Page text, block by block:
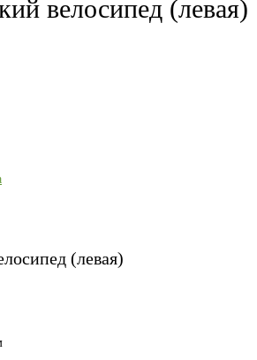
велосипед (левая)
(левая)